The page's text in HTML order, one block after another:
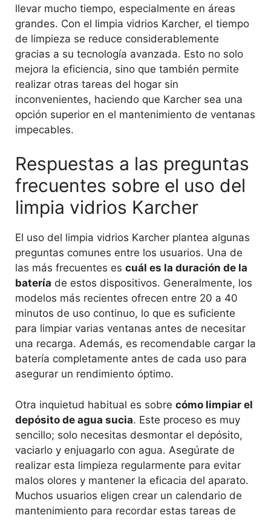
llevar mucho tiempo, especialmente en áreas
grandes. Con el limpia vidrios Karcher, el tiempo
de limpieza se reduce considerablemente
gracias a su tecnología avanzada. Esto no solo
mejora la eficiencia, sino que también permite
realizar otras tareas del hogar sin
inconvenientes, haciendo que Karcher sea una
opción superior en el mantenimiento de ventanas
impecables.
Respuestas a las preguntas
frecuentes sobre el uso del
limpia vidrios Karcher
El uso del limpia vidrios Karcher plantea algunas
preguntas comunes entre los usuarios. Una de
las más frecuentes es cuál es la duración de la
batería de estos dispositivos. Generalmente, los
modelos más recientes ofrecen entre 20 a 40
minutos de uso continuo, lo que es suficiente
para limpiar varias ventanas antes de necesitar
una recarga. Además, es recomendable cargar la
batería completamente antes de cada uso para
asegurar un rendimiento óptimo.
Otra inquietud habitual es sobre cómo limpiar el
depósito de agua sucia. Este proceso es muy
sencillo; solo necesitas desmontar el depósito,
vaciarlo y enjuagarlo con agua. Asegúrate de
realizar esta limpieza regularmente para evitar
malos olores y mantener la eficacia del aparato.
Muchos usuarios eligen crear un calendario de
mantenimiento para recordar estas tareas de